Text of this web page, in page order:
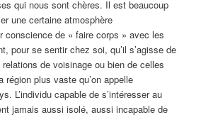
qui nous sont chères. Il est beaucoup
une certaine atmosphère
conscience de « faire corps » avec les
pour se sentir chez soi, qu’il s’agisse de
de voisinage ou bien de celles
région plus vaste qu’on appelle
L’individu capable de s’intéresser au
jamais aussi isolé, aussi incapable de